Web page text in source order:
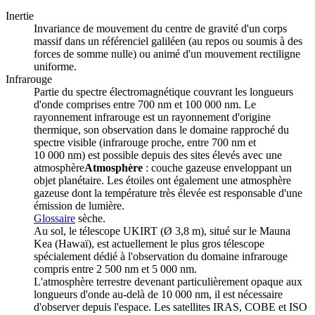
Inertie
Invariance de mouvement du centre de gravité d'un corps
massif dans un référenciel galiléen (au repos ou soumis à des
forces de somme nulle) ou animé d'un mouvement rectiligne
uniforme.
Infrarouge
Partie du spectre électromagnétique couvrant les longueurs
d'onde comprises entre 700 nm et 100 000 nm. Le
rayonnement infrarouge est un rayonnement d'origine
thermique, son observation dans le domaine rapproché du
spectre visible (infrarouge proche, entre 700 nm et
10 000 nm) est possible depuis des sites élevés avec une
atmosphèreAtmosphère : couche gazeuse enveloppant un
objet planétaire. Les étoiles ont également une atmosphère
gazeuse dont la température très élevée est responsable d'une
émission de lumière.
Glossaire sèche.
Au sol, le télescope UKIRT (Ø 3,8 m), situé sur le Mauna
Kea (Hawaï), est actuellement le plus gros télescope
spécialement dédié à l'observation du domaine infrarouge
compris entre 2 500 nm et 5 000 nm.
L'atmosphère terrestre devenant particulièrement opaque aux
longueurs d'onde au-delà de 10 000 nm, il est nécessaire
d'observer depuis l'espace. Les satellites IRAS, COBE et ISO